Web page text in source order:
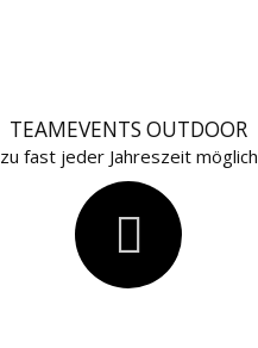
TEAMEVENTS OUTDOOR
zu fast jeder Jahreszeit möglich